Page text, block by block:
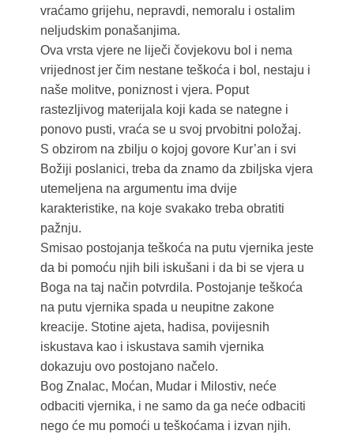
vraćamo grijehu, nepravdi, nemoralu i ostalim
neljudskim ponašanjima.
Ova vrsta vjere ne liječi čovjekovu bol i nema
vrijednost jer čim nestane teškoća i bol, nestaju i
naše molitve, poniznost i vjera. Poput
rastezljivog materijala koji kada se nategne i
ponovo pusti, vraća se u svoj prvobitni položaj.
S obzirom na zbilju o kojoj govore Kur’an i svi
Božiji poslanici, treba da znamo da zbiljska vjera
utemeljena na argumentu ima dvije
karakteristike, na koje svakako treba obratiti
pažnju.
Smisao postojanja teškoća na putu vjernika jeste
da bi pomoću njih bili iskušani i da bi se vjera u
Boga na taj način potvrdila. Postojanje teškoća
na putu vjernika spada u neupitne zakone
kreacije. Stotine ajeta, hadisa, povijesnih
iskustava kao i iskustava samih vjernika
dokazuju ovo postojano načelo.
Bog Znalac, Moćan, Mudar i Milostiv, neće
odbaciti vjernika, i ne samo da ga neće odbaciti
nego će mu pomoći u teškoćama i izvan njih.